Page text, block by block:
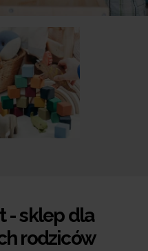
- sklep dla
rodziców